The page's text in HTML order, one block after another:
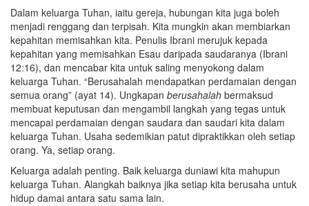
Dalam keluarga Tuhan, iaitu gereja, hubungan kita juga boleh
menjadi renggang dan terpisah. Kita mungkin akan membiarkan
kepahitan memisahkan kita. Penulis Ibrani merujuk kepada
kepahitan yang memisahkan Esau daripada saudaranya (Ibrani
12:16), dan mencabar kita untuk saling menyokong dalam
keluarga Tuhan. “Berusahalah mendapatkan perdamaian dengan
semua orang” (ayat 14). Ungkapan berusahalah bermaksud
membuat keputusan dan mengambil langkah yang tegas untuk
mencapai perdamaian dengan saudara dan saudari kita dalam
keluarga Tuhan. Usaha sedemikian patut dipraktikkan oleh setiap
orang. Ya, setiap orang.
Keluarga adalah penting. Baik keluarga duniawi kita mahupun
keluarga Tuhan. Alangkah baiknya jika setiap kita berusaha untuk
hidup damai antara satu sama lain.